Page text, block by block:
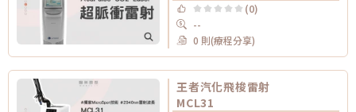
(0)
--
0 則(療程分享)
王者汽化飛梭雷射
MCL31